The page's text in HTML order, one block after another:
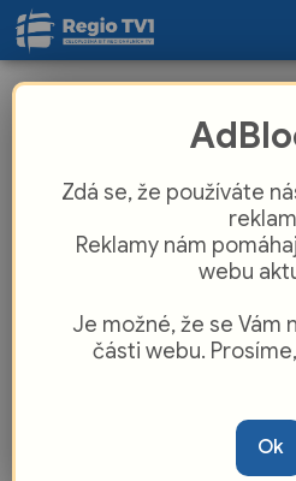
Eagles Orlová
Zdá se, že používáte
Reklamy nám
webu
Je možné, že se Vám
části webu.
Ok